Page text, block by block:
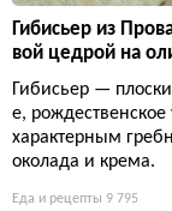
Гибисьер из
вой цедрой на
Гибисьер —
е,
характерным
околада и крема.
Еда и рецепты 9 795